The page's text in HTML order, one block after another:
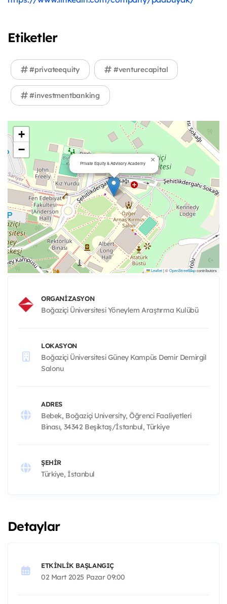
Etiketler
#privateequity #venturecapital
#investmentbanking
Private Equity & Advisory Academy ×
+
−
Leaflet|©OpenStreetMapcontributors
ORGANIZASYON
Boğaziçi Üniversitesi Yöneylem Araştırma Kulübü
LOKASYON
Boğaziçi Üniversitesi Güney Kampüs Demir Demirgil
Salonu
ADRES
Bebek, Boğaziçi University, Öğrenci Faaliyetleri
Binası, 34342 Beşiktaş/İstanbul, Türkiye
ŞEHIR
Türkiye, İstanbul
Detaylar
ETKINLIK BAŞLANGIÇ
02 Mart 2025 Pazar 09:00